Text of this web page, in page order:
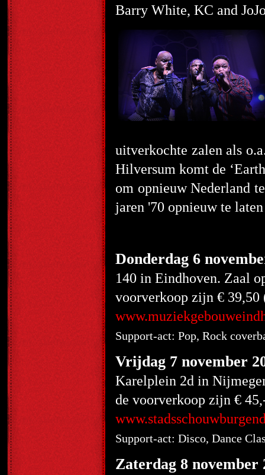
Barry White, KC and
uitverkochte zalen als
Hilversum komt de
om opnieuw Nederland
jaren '70 opnieuw te
Donderdag 6
140 in Eindhoven. Zaal
voorverkoop zijn €
Support-act: Pop, Rock
Vrijdag 7 november
Karelplein 2d in
de voorverkoop zijn €
Support-act: Disco, Dance
Zaterdag 8 november